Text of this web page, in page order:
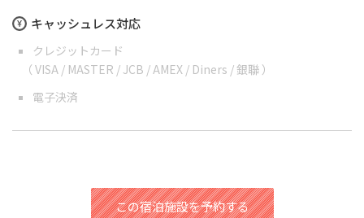
キャッシュレス対応
クレジットカード
（ VISA / MASTER / JCB / AMEX / Diners / 銀聯 ）
電子決済
この宿泊施設を予約する